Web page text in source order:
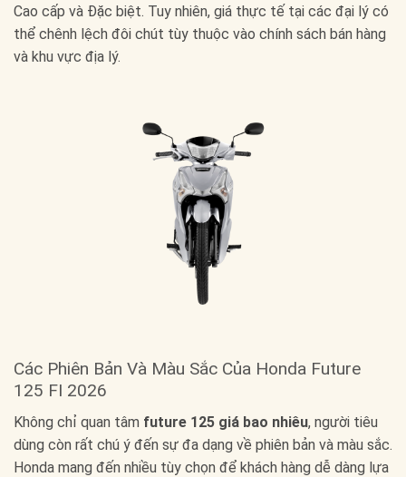
Cao cấp và Đặc biệt. Tuy nhiên, giá thực tế tại các đại lý có
thể chênh lệch đôi chút tùy thuộc vào chính sách bán hàng
và khu vực địa lý.
Các Phiên Bản Và Màu Sắc Của Honda Future
125 FI 2026
Không chỉ quan tâm future 125 giá bao nhiêu, người tiêu
dùng còn rất chú ý đến sự đa dạng về phiên bản và màu sắc.
Honda mang đến nhiều tùy chọn để khách hàng dễ dàng lựa